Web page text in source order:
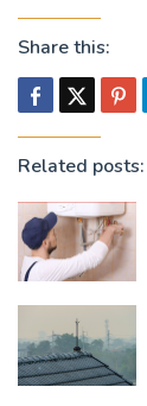
Share this:
Related posts: